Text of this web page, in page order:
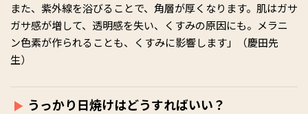
また、紫外線を浴びることで、角層が厚くなります。肌はガサ
ガサ感が増して、透明感を失い、くすみの原因にも。メラニ
ン色素が作られることも、くすみに影響します」（慶田先
生）
うっかり日焼けはどうすればいい？